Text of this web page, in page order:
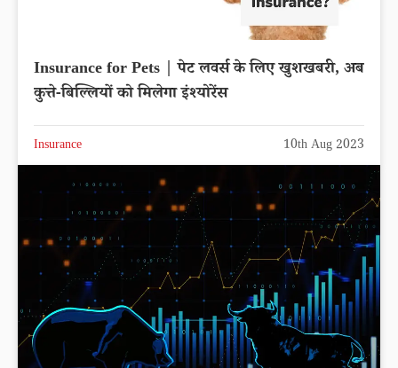
Insurance for Pets | पेट लवर्स के लिए खुशखबरी, अब
कुत्ते-बिल्लियों को मिलेगा इंश्योरेंस
Insurance 10th Aug 2023